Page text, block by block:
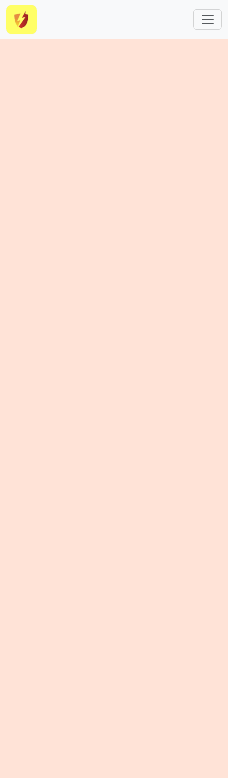
跳转到主要内容